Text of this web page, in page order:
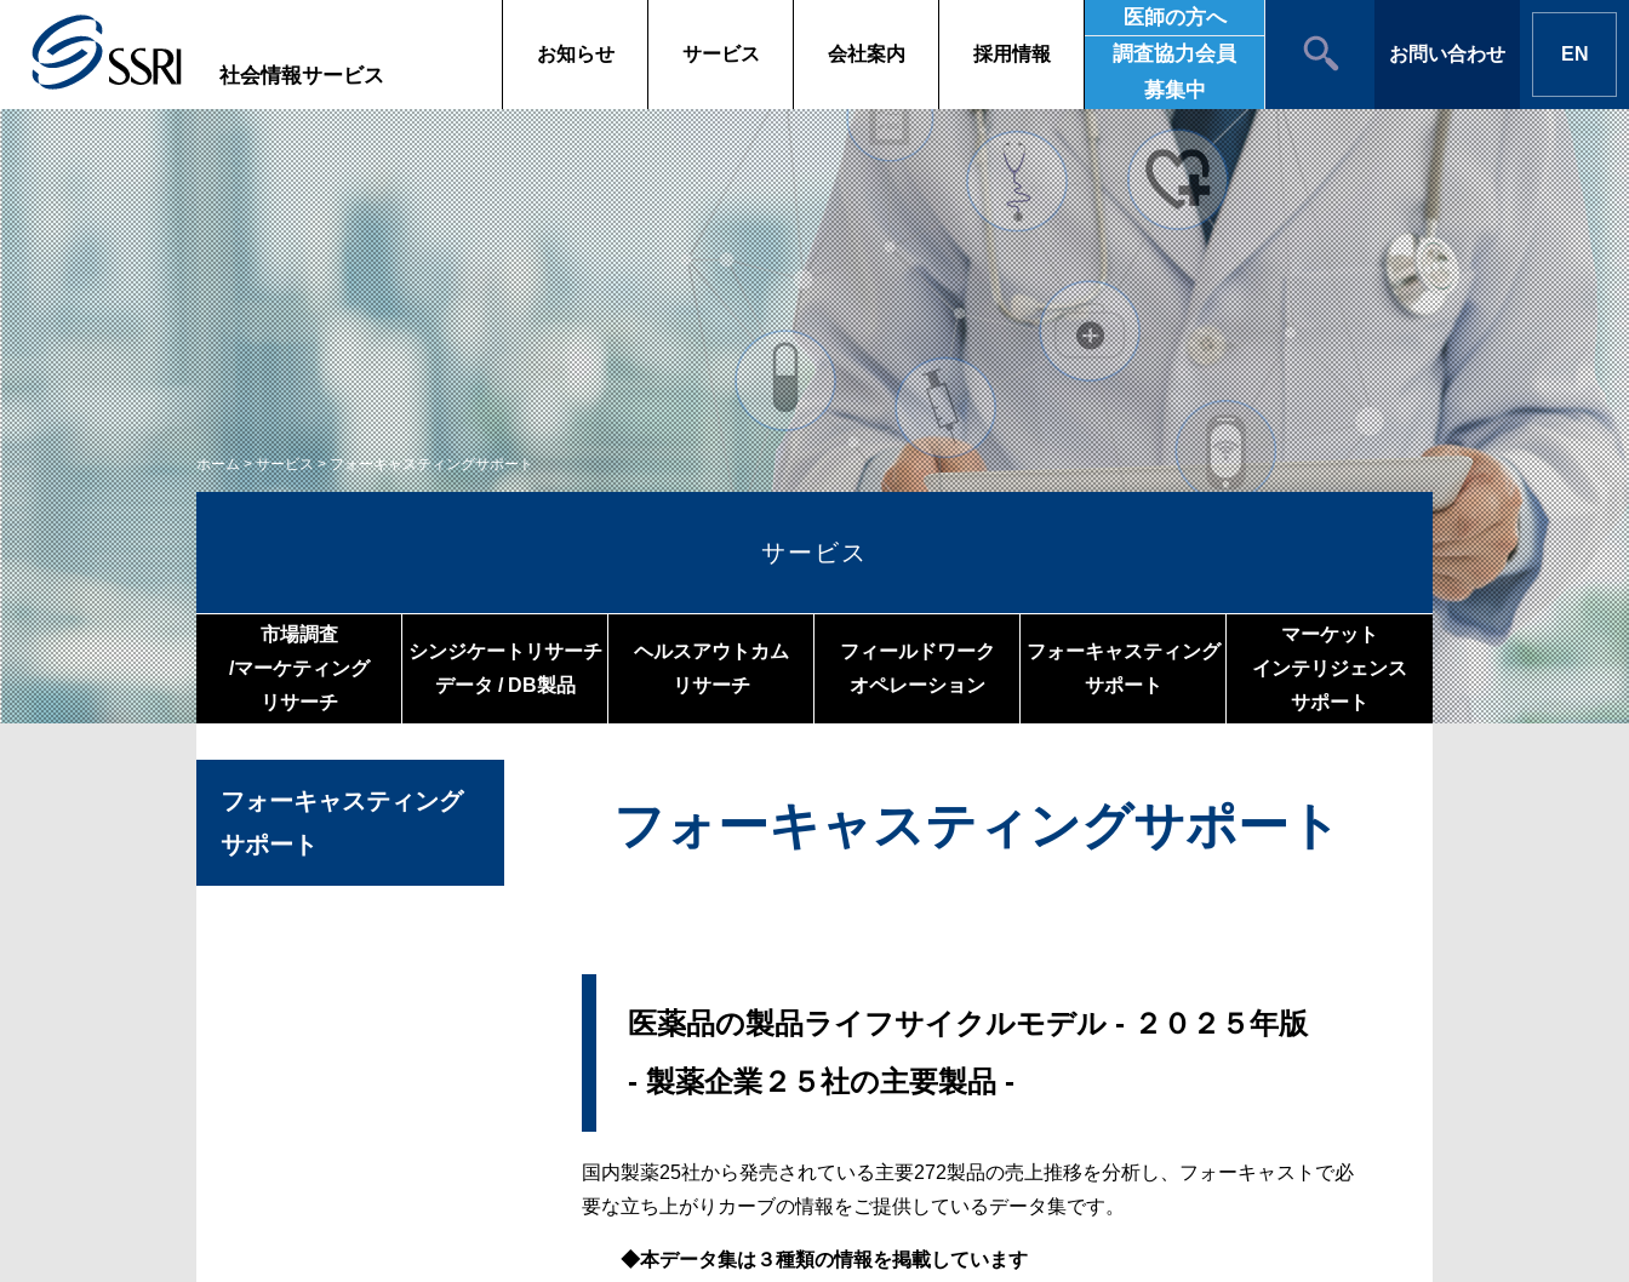
社会情報サービス
お知らせ サービス 会社案内 採用情報
医師の方へ
調査協力会員
募集中
お問い合わせ EN
ホーム>サービス> フォーキャスティングサポート
サービス
市場調査
/マーケティング
リサーチ
シンジケートリサーチ
データ / DB製品
ヘルスアウトカム
リサーチ
フィールドワーク
オペレーション
フォーキャスティング
サポート
マーケット
インテリジェンス
サポート
フォーキャスティング
サポート
フォーキャスティングサポート
医薬品の製品ライフサイクルモデル - ２０２５年版
- 製薬企業２５社の主要製品 -
国内製薬25社から発売されている主要272製品の売上推移を分析し、フォーキャストで必
要な立ち上がりカーブの情報をご提供しているデータ集です。
◆本データ集は３種類の情報を掲載しています